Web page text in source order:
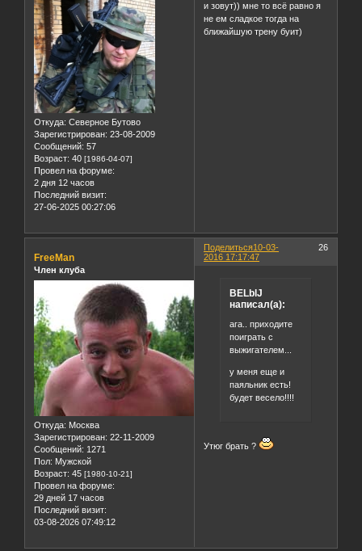
Откуда: Северное Бутово
Зарегистрирован: 23-08-2009
Сообщений: 57
Возраст: 40 [1986-04-07]
Провел на форуме:
2 дня 12 часов
Последний визит:
27-06-2025 00:27:06
и зовут)) мне то всё равно я
не ем сладкое тогда на
ближайшую трену буит)
Поделиться 26
10-03-
2016 17:17:47
FreeMan
Член клуба
Откуда: Москва
Зарегистрирован: 22-11-2009
Сообщений: 1271
Пол: Мужской
Возраст: 45 [1980-10-21]
Провел на форуме:
29 дней 17 часов
Последний визит:
03-08-2026 07:49:12
BELblJ
написал(а):
ага.. приходите
поиграть с
выжигателем...
у меня еще и
паяльник есть!
будет весело!!!!
Утюг брать ?